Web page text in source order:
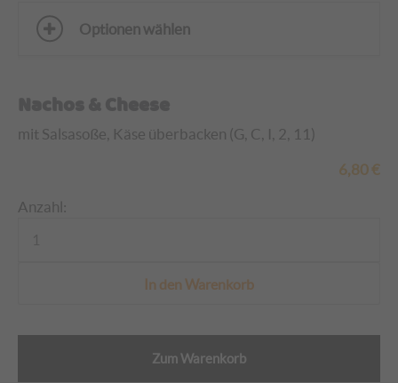
Optionen wählen
Nachos & Cheese
mit Salsasoße, Käse überbacken (G, C, I, 2, 11)
6,80 €
Anzahl:
Zum Warenkorb